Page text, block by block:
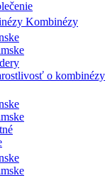
Kombinézy
o kombinézy